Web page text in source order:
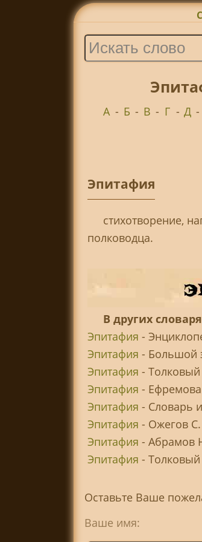
А - Б - В - Г - Д -
Эпитафия
стихотворение,
полководца.
В других
Эпитафия -
Эпитафия - Большой
Эпитафия -
Эпитафия -
Эпитафия - Словарь
Эпитафия - Ожегов
Эпитафия - Абрамов
Эпитафия -
Оставьте Ваше
Ваше имя: